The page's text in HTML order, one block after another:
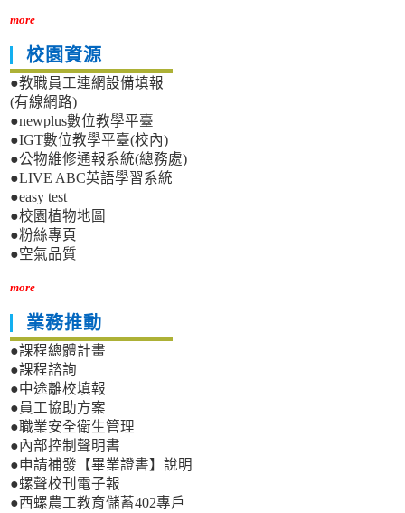
more
校園資源
●教職員工連網設備填報
(有線網路)
●newplus數位教學平臺
●IGT數位教學平臺(校內)
●公物維修通報系統(總務處)
●LIVE ABC英語學習系統
●easy test
●校園植物地圖
●粉絲專頁
●空氣品質
more
業務推動
●課程總體計畫
●課程諮詢
●中途離校填報
●員工協助方案
●職業安全衛生管理
●內部控制聲明書
●申請補發【畢業證書】說明
●螺聲校刊電子報
●西螺農工教育儲蓄402專戶